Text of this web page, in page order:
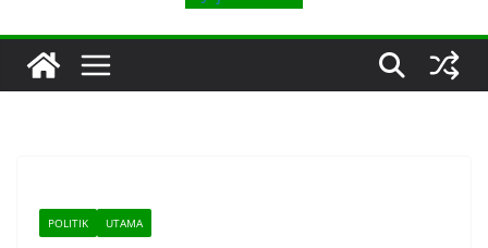
POLITIK UTAMA